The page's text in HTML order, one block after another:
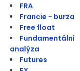
FRA
Francie - burza
Free float
Fundamentální
analýza
Futures